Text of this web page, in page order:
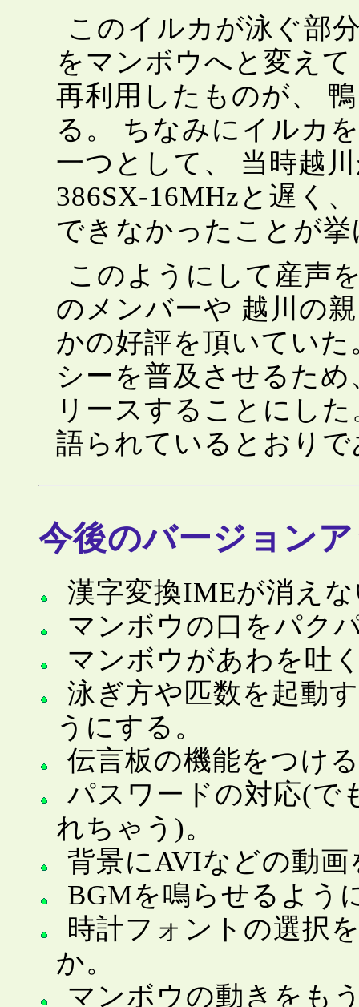
このイルカが泳ぐ部
をマンボウへと変え
再利用したものが、
る。 ちなみにイルカ
一つとして、 当時越
386SX-16MHzと遅く
できなかったことが
このようにして産声
のメンバーや 越川の
かの好評を頂いてい
シーを普及させるた
リースすることにし
語られているとおりで
今後のバージョン
漢字変換IMEが消え
マンボウの口をパク
マンボウがあわを吐
泳ぎ方や匹数を起動
うにする。
伝言板の機能をつけ
パスワードの対応(で
れちゃう)。
背景にAVIなどの動画
BGMを鳴らせるよう
時計フォントの選択
か。
マンボウの動きをも